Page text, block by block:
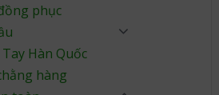
phục
Tay Hàn Quốc
hàng